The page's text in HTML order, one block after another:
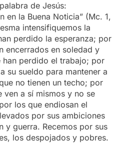
de Jesús:
en la Buena Noticia” (Mc. 1,
intensifiquemos la
perdido la esperanza; por
encerrados en soledad y
han perdido el trabajo; por
su sueldo para mantener a
no tienen un techo; por
ven a sí mismos y no se
los que endiosan el
por sus ambiciones
y guerra. Recemos por sus
los despojados y pobres.